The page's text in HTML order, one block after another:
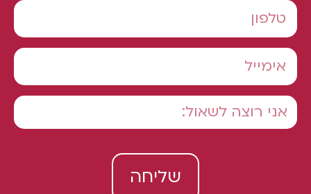
שליחה